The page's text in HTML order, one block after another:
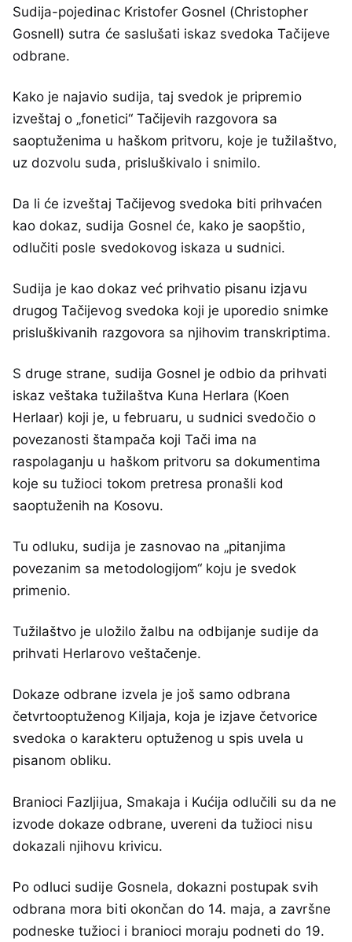
Sudija-pojedinac Kristofer Gosnel (Christopher
Gosnell) sutra će saslušati iskaz svedoka Tačijeve
odbrane.
Kako je najavio sudija, taj svedok je pripremio
izveštaj o „fonetici“ Tačijevih razgovora sa
saoptuženima u haškom pritvoru, koje je tužilaštvo,
uz dozvolu suda, prisluškivalo i snimilo.
Da li će izveštaj Tačijevog svedoka biti prihvaćen
kao dokaz, sudija Gosnel će, kako je saopštio,
odlučiti posle svedokovog iskaza u sudnici.
Sudija je kao dokaz već prihvatio pisanu izjavu
drugog Tačijevog svedoka koji je uporedio snimke
prisluškivanih razgovora sa njihovim transkriptima.
S druge strane, sudija Gosnel je odbio da prihvati
iskaz veštaka tužilaštva Kuna Herlara (Koen
Herlaar) koji je, u februaru, u sudnici svedočio o
povezanosti štampača koji Tači ima na
raspolaganju u haškom pritvoru sa dokumentima
koje su tužioci tokom pretresa pronašli kod
saoptuženih na Kosovu.
Tu odluku, sudija je zasnovao na „pitanjima
povezanim sa metodologijom“ koju je svedok
primenio.
Tužilaštvo je uložilo žalbu na odbijanje sudije da
prihvati Herlarovo veštačenje.
Dokaze odbrane izvela je još samo odbrana
četvrtooptuženog Kiljaja, koja je izjave četvorice
svedoka o karakteru optuženog u spis uvela u
pisanom obliku.
Branioci Fazljijua, Smakaja i Kućija odlučili su da ne
izvode dokaze odbrane, uvereni da tužioci nisu
dokazali njihovu krivicu.
Po odluci sudije Gosnela, dokazni postupak svih
odbrana mora biti okončan do 14. maja, a završne
podneske tužioci i branioci moraju podneti do 19.